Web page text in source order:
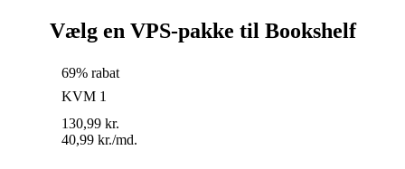
Vælg en VPS-pakke til Bookshelf
69% rabat
KVM 1
130,99 kr.
40,99 kr./md.